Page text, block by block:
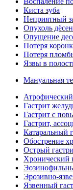
Киста зуба
Неприятный
Опухоль дёсен
Опущение
Потеря
Потеря
Язвы в
Мануальная
Атрофический
Гастрит
Гастрит с
Гастрит,
Катаральный
Обострение
Острый
Хронический
Эрозивно-
Язвенный